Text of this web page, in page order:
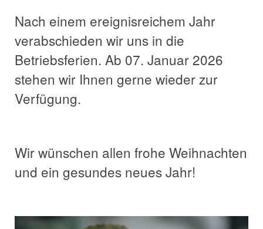
Nach einem ereignisreichem Jahr
verabschieden wir uns in die
Betriebsferien. Ab 07. Januar 2026
stehen wir Ihnen gerne wieder zur
Verfügung.
Wir wünschen allen frohe Weihnachten
und ein gesundes neues Jahr!